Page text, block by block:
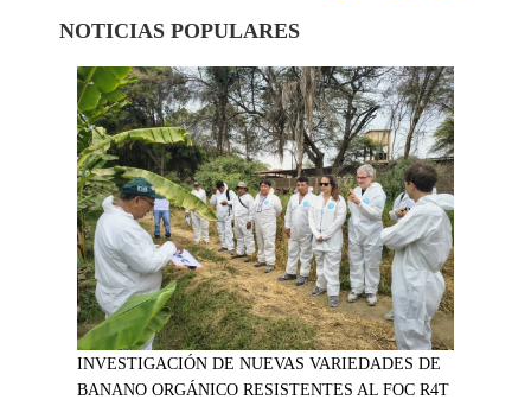
NOTICIAS POPULARES
INVESTIGACIÓN DE NUEVAS VARIEDADES DE
BANANO ORGÁNICO RESISTENTES AL FOC R4T